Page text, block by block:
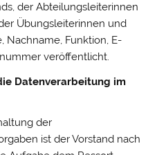
der Abteilungsleiterinnen
Übungsleiterinnen und
Nachname, Funktion, E-
veröffentlicht.
Datenverarbeitung im
der
ist der Vorstand nach